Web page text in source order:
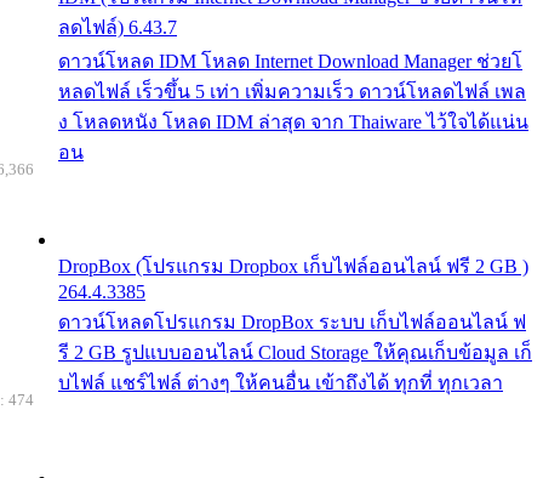
ลดไฟล์) 6.43.7
ดาวน์โหลด IDM โหลด Internet Download Manager ช่วยโ
หลดไฟล์ เร็วขึ้น 5 เท่า เพิ่มความเร็ว ดาวน์โหลดไฟล์ เพล
ง โหลดหนัง โหลด IDM ล่าสุด จาก Thaiware ไว้ใจได้แน่น
อน
DropBox (โปรแกรม Dropbox เก็บไฟล์ออนไลน์ ฟรี 2 GB )
264.4.3385
ดาวน์โหลดโปรแกรม DropBox ระบบ เก็บไฟล์ออนไลน์ ฟ
รี 2 GB รูปแบบออนไลน์ Cloud Storage ให้คุณเก็บข้อมูล เก็
บไฟล์ แชร์ไฟล์ ต่างๆ ให้คนอื่น เข้าถึงได้ ทุกที่ ทุกเวลา
474